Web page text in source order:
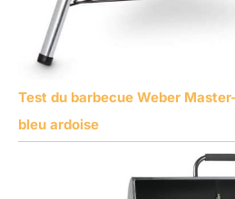
Test du barbecue Weber
bleu ardoise